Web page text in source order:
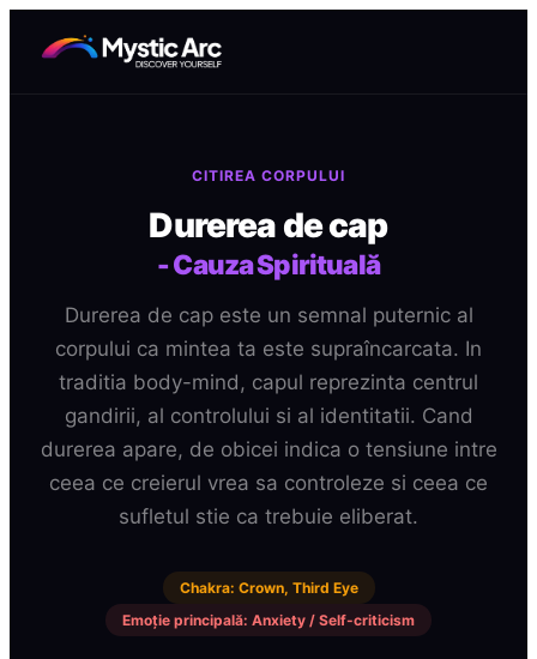
CITIREA CORPULUI
Durerea de cap
-Cauza Spirituală
Durerea de cap este un semnal puternic al
corpului ca mintea ta este supraîncarcata. In
traditia body-mind, capul reprezinta centrul
gandirii, al controlului si al identitatii. Cand
durerea apare, de obicei indica o tensiune intre
ceea ce creierul vrea sa controleze si ceea ce
sufletul stie ca trebuie eliberat.
Chakra: Crown, Third Eye
Emoție principală: Anxiety / Self-criticism